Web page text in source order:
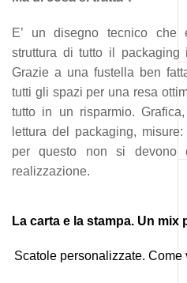
E’ un disegno tecnico
struttura di tutto il packaging
Grazie a una fustella ben
tutti gli spazi per una resa
tutto in un risparmio.
lettura del packaging,
per questo non si devono
realizzazione.
La carta e la stampa. Un mix
Scatole personalizzate.